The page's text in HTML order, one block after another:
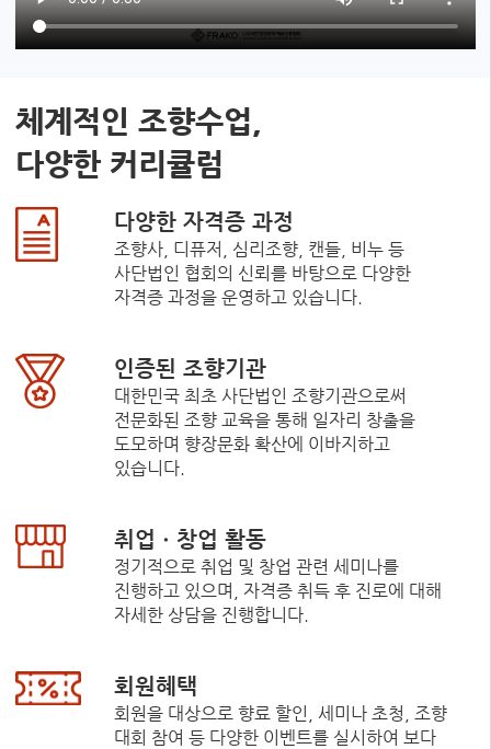
체계적인 조향수업,
다양한 커리큘럼
다양한 자격증 과정
조향사, 디퓨저, 심리조향, 캔들, 비누 등
사단법인 협회의 신뢰를 바탕으로 다양한
자격증 과정을 운영하고 있습니다.
인증된 조향기관
대한민국 최초 사단법인 조향기관으로써
전문화된 조향 교육을 통해 일자리 창출을
도모하며 향장문화 확산에 이바지하고
있습니다.
취업ㆍ창업 활동
정기적으로 취업 및 창업 관련 세미나를
진행하고 있으며, 자격증 취득 후 진로에 대해
자세한 상담을 진행합니다.
회원혜택
회원을 대상으로 향료 할인, 세미나 초청, 조향
대회 참여 등 다양한 이벤트를 실시하여 보다